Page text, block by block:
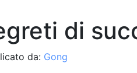
di
da: Gong